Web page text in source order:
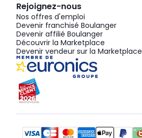
Rejoignez-nous
Nos offres d'emploi
Devenir franchisé Boulanger
Devenir affilié Boulanger
Découvrir la Marketplace
Devenir vendeur sur la Marketplace